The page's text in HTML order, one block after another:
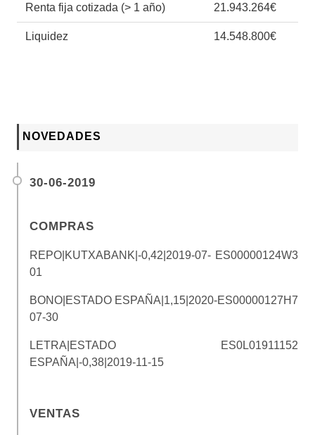
Renta fija cotizada (> 1 año) 21.943.264€
Liquidez 14.548.800€
NOVEDADES
30-06-2019
COMPRAS
REPO|KUTXABANK|-0,42|2019-07-
01
ES00000124W3
BONO|ESTADO ESPAÑA|1,15|2020-
07-30
ES00000127H7
LETRA|ESTADO
ESPAÑA|-0,38|2019-11-15
ES0L01911152
VENTAS